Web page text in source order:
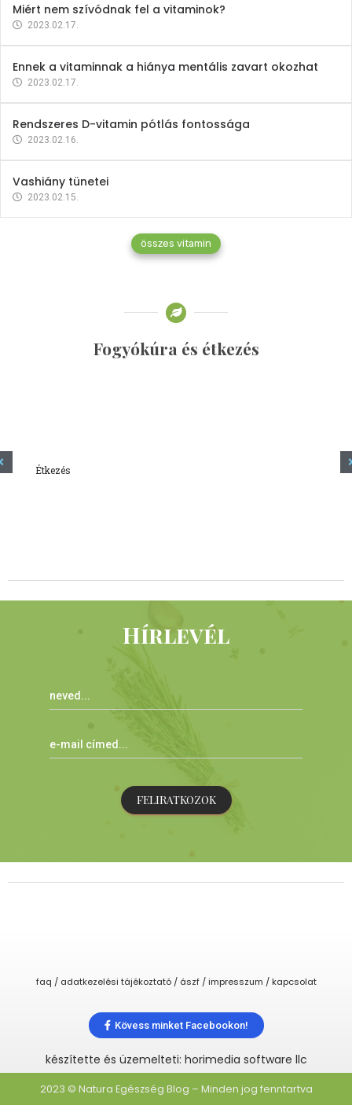
Miért nem szívódnak fel a vitaminok?
2023.02.17.
Ennek a vitaminnak a hiánya mentális zavart okozhat
2023.02.17.
Rendszeres D-vitamin pótlás fontossága
2023.02.16.
Vashiány tünetei
2023.02.15.
összes vitamin
Fogyókúra és étkezés
Étkezés
Hírlevél
FELIRATKOZOK
faq / adatkezelési tájékoztató / ászf / impresszum / kapcsolat
Kövess minket Facebookon!
készítette és üzemelteti: horimedia software llc
2023 © Natura Egészség Blog – Minden jog fenntartva